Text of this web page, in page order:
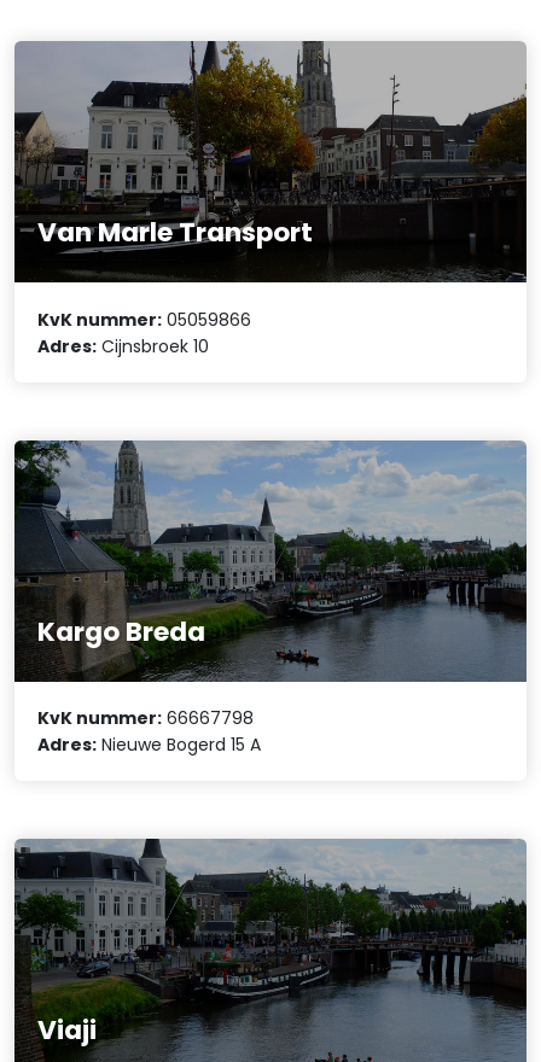
Van Marle Transport
KvK nummer: 05059866
Adres: Cijnsbroek 10
Kargo Breda
KvK nummer: 66667798
Adres: Nieuwe Bogerd 15 A
Viaji